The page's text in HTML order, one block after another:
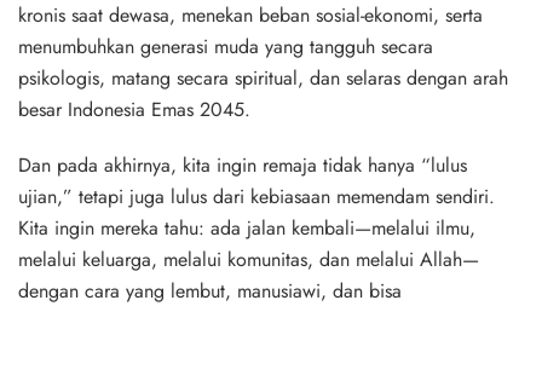
kronis saat dewasa, menekan beban sosial-ekonomi, serta
menumbuhkan generasi muda yang tangguh secara
psikologis, matang secara spiritual, dan selaras dengan arah
besar Indonesia Emas 2045.
Dan pada akhirnya, kita ingin remaja tidak hanya “lulus
ujian,” tetapi juga lulus dari kebiasaan memendam sendiri.
Kita ingin mereka tahu: ada jalan kembali—melalui ilmu,
melalui keluarga, melalui komunitas, dan melalui Allah—
dengan cara yang lembut, manusiawi, dan bisa